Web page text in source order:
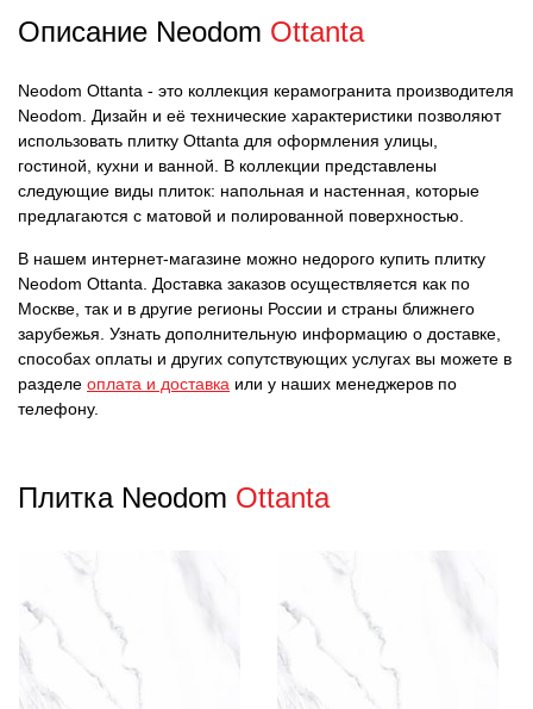
Описание Neodom Ottanta
Neodom Ottanta - это коллекция керамогранита производителя
Neodom. Дизайн и её технические характеристики позволяют
использовать плитку Ottanta для оформления улицы,
гостиной, кухни и ванной. В коллекции представлены
следующие виды плиток: напольная и настенная, которые
предлагаются с матовой и полированной поверхностью.
В нашем интернет-магазине можно недорого купить плитку
Neodom Ottanta. Доставка заказов осуществляется как по
Москве, так и в другие регионы России и страны ближнего
зарубежья. Узнать дополнительную информацию о доставке,
способах оплаты и других сопутствующих услугах вы можете в
разделе оплата и доставка или у наших менеджеров по
телефону.
Плитка Neodom Ottanta